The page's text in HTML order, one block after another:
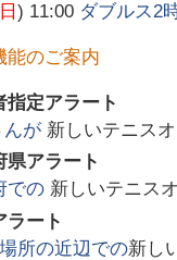
) 11:00 ダブルス2
能のご案内
指定アラート
んが 新しいテニス
県アラート
での 新しいテニス
ラート
所の近辺での新し